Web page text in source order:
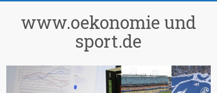
springenwww.oekonomie und
sport.de